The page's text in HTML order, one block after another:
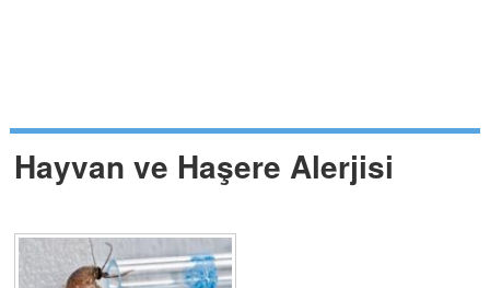
Hayvan ve Haşere Alerjisi